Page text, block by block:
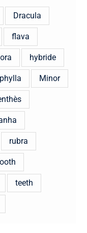
Dracula
flava
hybride
Minor
rubra
teeth